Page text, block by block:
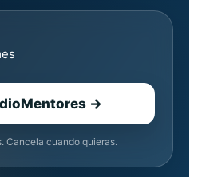
→
Cancela cuando quieras.